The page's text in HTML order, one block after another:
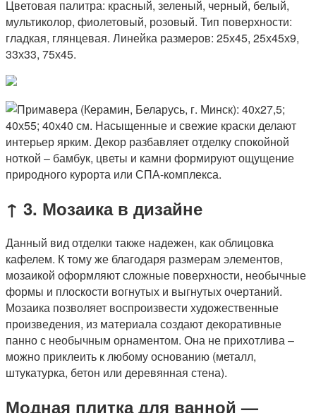
↑ 3. Мозаика в дизайне
Данный вид отделки также надежен, как облицовка
кафелем. К тому же благодаря размерам элементов,
мозаикой оформляют сложные поверхности, необычные
формы и плоскости вогнутых и выгнутых очертаний.
Мозаика позволяет воспроизвести художественные
произведения, из материала создают декоративные
панно с необычным орнаментом. Она не прихотлива –
можно приклеить к любому основанию (металл,
штукатурка, бетон или деревянная стена).
Модная плитка для ванной —